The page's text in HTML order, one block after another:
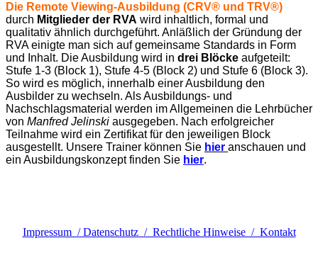
Die Remote Viewing-Ausbildung (CRV® und TRV®)
durch Mitglieder der RVA wird inhaltlich, formal und
qualitativ ähnlich durchgeführt. Anläßlich der Gründung der
RVA einigte man sich auf gemeinsame Standards in Form
und Inhalt. Die Ausbildung wird in drei Blöcke aufgeteilt:
Stufe 1-3 (Block 1), Stufe 4-5 (Block 2) und Stufe 6 (Block 3).
So wird es möglich, innerhalb einer Ausbildung den
Ausbilder zu wechseln. Als Ausbildungs- und
Nachschlagsmaterial werden im Allgemeinen die Lehrbücher
von Manfred Jelinski ausgegeben. Nach erfolgreicher
Teilnahme wird ein Zertifikat für den jeweiligen Block
ausgestellt. Unsere Trainer können Sie hier anschauen und
ein Ausbildungskonzept finden Sie hier.
Impressum / Datenschutz / Rechtliche Hinweise / Kontakt